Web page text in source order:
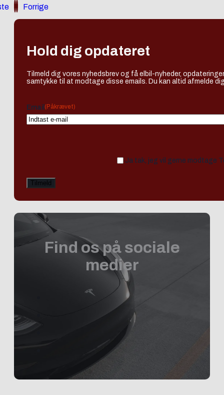
Forrige
Hold dig opdateret
Tilmeld dig vores nyhedsbrev og få elbil-nyheder,
samtykke til at modtage disse emails. Du kan altid afmelde
Email (Påkrævet)
Ja tak, jeg vil gerne modtage
Find os på sociale
medier